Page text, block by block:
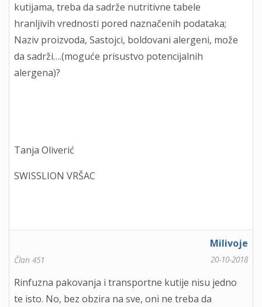
kutijama, treba da sadrže nutritivne tabele
hranljivih vrednosti pored naznačenih podataka;
Naziv proizvoda, Sastojci, boldovani alergeni, može
da sadrži….(moguće prisustvo potencijalnih
alergena)?
Tanja Oliverić
SWISSLION VRŠAC
Milivoje
Član 451 20-10-2018
Rinfuzna pakovanja i transportne kutije nisu jedno
te isto. No, bez obzira na sve, oni ne treba da